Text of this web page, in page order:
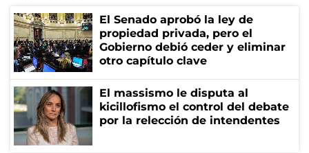
El Senado aprobó la ley de
propiedad privada, pero el
Gobierno debió ceder y eliminar
otro capítulo clave
El massismo le disputa al
kicillofismo el control del debate
por la relección de intendentes